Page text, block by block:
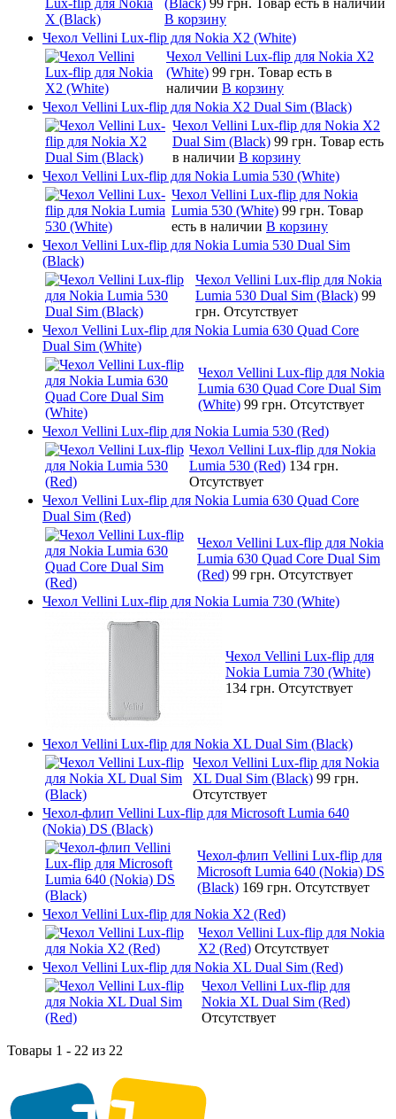
В корзину
Чехол Vellini Lux-flip для Nokia X2 (White)
Чехол Vellini Lux-flip для Nokia X2
(White) 99 грн. Товар есть в
наличии В корзину
Чехол Vellini Lux-flip для Nokia X2 Dual Sim (Black)
Чехол Vellini Lux-flip для Nokia X2
Dual Sim (Black) 99 грн. Товар есть
в наличии В корзину
Чехол Vellini Lux-flip для Nokia Lumia 530 (White)
Чехол Vellini Lux-flip для Nokia
Lumia 530 (White) 99 грн. Товар
есть в наличии В корзину
Чехол Vellini Lux-flip для Nokia Lumia 530 Dual Sim
(Black)
Чехол Vellini Lux-flip для Nokia
Lumia 530 Dual Sim (Black) 99
грн. Отсутствует
Чехол Vellini Lux-flip для Nokia Lumia 630 Quad Core
Dual Sim (White)
Чехол Vellini Lux-flip для Nokia
Lumia 630 Quad Core Dual Sim
(White) 99 грн. Отсутствует
Чехол Vellini Lux-flip для Nokia Lumia 530 (Red)
Чехол Vellini Lux-flip для Nokia
Lumia 530 (Red) 134 грн.
Отсутствует
Чехол Vellini Lux-flip для Nokia Lumia 630 Quad Core
Dual Sim (Red)
Чехол Vellini Lux-flip для Nokia
Lumia 630 Quad Core Dual Sim
(Red) 99 грн. Отсутствует
Чехол Vellini Lux-flip для Nokia Lumia 730 (White)
Чехол Vellini Lux-flip для
Nokia Lumia 730 (White)
134 грн. Отсутствует
Чехол Vellini Lux-flip для Nokia XL Dual Sim (Black)
Чехол Vellini Lux-flip для Nokia
XL Dual Sim (Black) 99 грн.
Отсутствует
Чехол-флип Vellini Lux-flip для Microsoft Lumia 640
(Nokia) DS (Black)
Чехол-флип Vellini Lux-flip для
Microsoft Lumia 640 (Nokia) DS
(Black) 169 грн. Отсутствует
Чехол Vellini Lux-flip для Nokia X2 (Red)
Чехол Vellini Lux-flip для Nokia
X2 (Red) Отсутствует
Чехол Vellini Lux-flip для Nokia XL Dual Sim (Red)
Чехол Vellini Lux-flip для
Nokia XL Dual Sim (Red)
Отсутствует
Товары 1 - 22 из 22